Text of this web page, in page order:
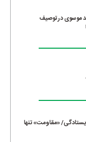
موسوی در توصیف
«مقاومت» تنها